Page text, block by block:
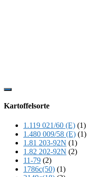
Show
Content
Kartoffelsorte
1.119 021/60 (E) (1)
1.480 009/58 (E) (1)
1.81 203-92N (1)
1.82 202-92N (2)
11-79 (2)
1786c(50) (1)